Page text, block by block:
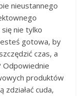
nieustannego
nie tylko
gotowa, by
czas, a
Odpowiednie
produktów
zdziałać cuda,